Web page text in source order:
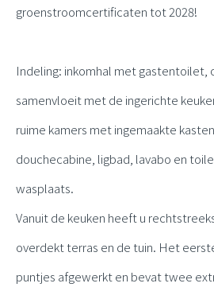
groenstroomcertificaten tot 2028!
Indeling: inkomhal met gastentoilet,
samenvloeit met de ingerichte
ruime kamers met ingemaakte
douchecabine, ligbad, lavabo en
wasplaats.
Vanuit de keuken heeft u
overdekt terras en de tuin. Het
puntjes afgewerkt en bevat twee